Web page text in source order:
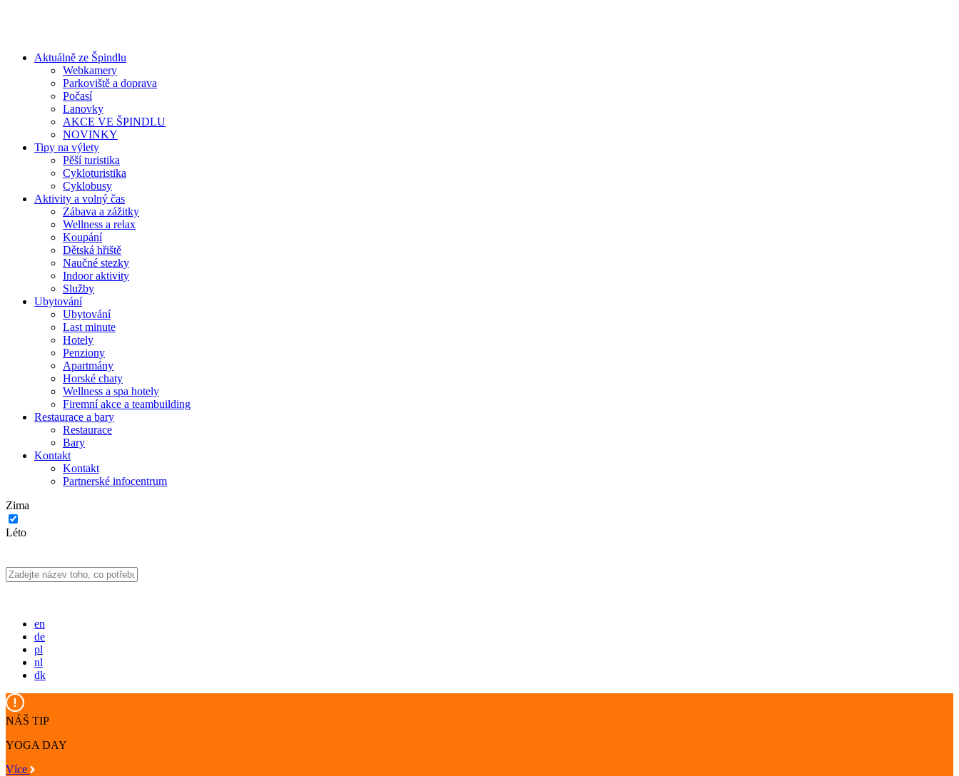
Aktuálně ze Špindlu
Webkamery
Parkoviště a doprava
Počasí
Lanovky
AKCE VE ŠPINDLU
NOVINKY
Tipy na výlety
Pěší turistika
Cykloturistika
Cyklobusy
Aktivity a volný čas
Zábava a zážitky
Wellness a relax
Koupání
Dětská hřiště
Naučné stezky
Indoor aktivity
Služby
Ubytování
Ubytování
Last minute
Hotely
Penziony
Apartmány
Horské chaty
Wellness a spa hotely
Firemní akce a teambuilding
Restaurace a bary
Restaurace
Bary
Kontakt
Kontakt
Partnerské infocentrum
Zima
Léto
en
de
pl
nl
dk
NÁŠ TIP
YOGA DAY
Více